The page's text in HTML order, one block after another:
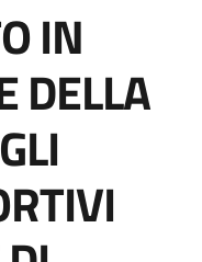
IN
DELLA